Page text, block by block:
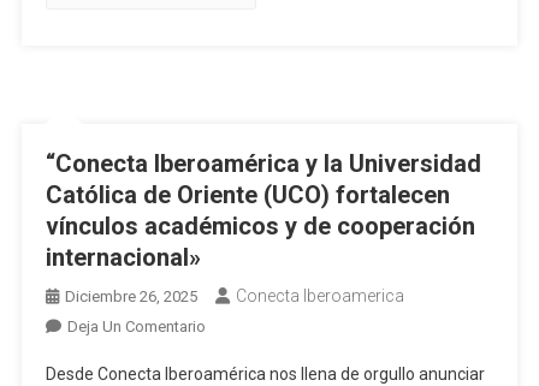
“Conecta Iberoamérica y la Universidad
Católica de Oriente (UCO) fortalecen
vínculos académicos y de cooperación
internacional»
Diciembre 26, 2025 Conecta Iberoamerica
Deja Un Comentario
Desde Conecta Iberoamérica nos llena de orgullo anunciar